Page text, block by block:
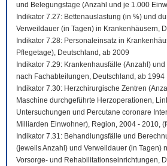
und Belegungstage (Anzahl und je 1.000
Indikator 7.27: Bettenauslastung (in %) und
Verweildauer (in Tagen) in Krankenhäusern,
Indikator 7.28: Personaleinsatz in
Pflegetage), Deutschland, ab 2009
Indikator 7.29: Krankenhausfälle (Anzahl)
nach Fachabteilungen, Deutschland, ab 1994
Indikator 7.30: Herzchirurgische Zentren
Maschine durchgeführte Herzoperationen,
Untersuchungen und Percutane coronare
Milliarden Einwohner), Region, 2004 - 2010,
Indikator 7.31: Behandlungsfälle und
(jeweils Anzahl) und Verweildauer (in Tagen)
Vorsorge- und Rehabilitationseinrichtungen,